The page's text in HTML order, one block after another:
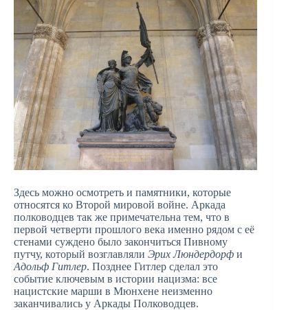
Здесь можно осмотреть и памятники, которые
относятся ко Второй мировой войне. Аркада
полководцев так же примечательна тем, что в
первой четверти прошлого века именно рядом с её
стенами суждено было закончиться Пивному
путчу, который возглавляли Эрих Люндердорф и
Адольф Гитлер. Позднее Гитлер сделал это
событие ключевым в истории нацизма: все
нацистские марши в Мюнхене неизменно
заканчивались у Аркады Полководцев.